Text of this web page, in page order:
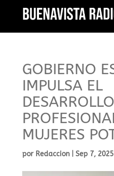
GOBIERNO
IMPULSA EL
DESARROLLO
MUJERES
por Redaccion| Sep 7, 2025